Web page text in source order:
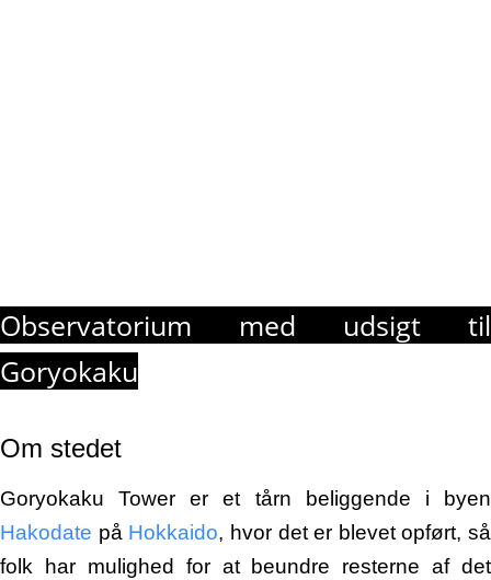
Observatorium med udsigt til
Goryokaku
Om stedet
Goryokaku Tower er et tårn beliggende i byen
Hakodate på Hokkaido, hvor det er blevet opført, så
folk har mulighed for at beundre resterne af det